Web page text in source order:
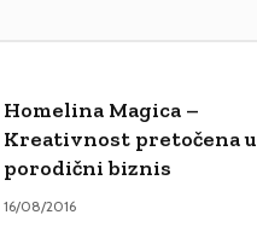
Homelina Magica –
Kreativnost pretočena u
porodični biznis
16/08/2016